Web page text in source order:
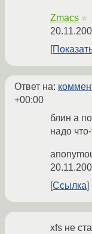
Zmacs ☆
Ответ на:
+00:00
блин а
надо
Ссылка
xfs не